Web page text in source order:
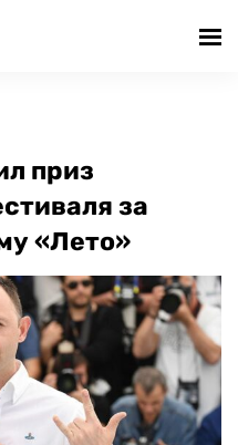
приз
за
«Лето»